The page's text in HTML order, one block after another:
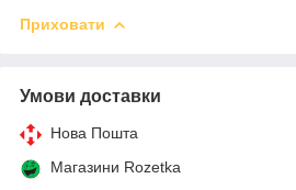
Приховати
Умови доставки
Нова Пошта
Магазини Rozetka